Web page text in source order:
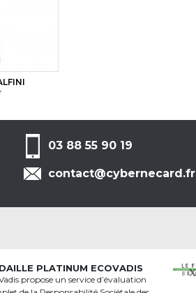
03 88 55 90 19
contact@cybernecard.fr
PLATINUM ECOVADIS
propose un service d’évaluation